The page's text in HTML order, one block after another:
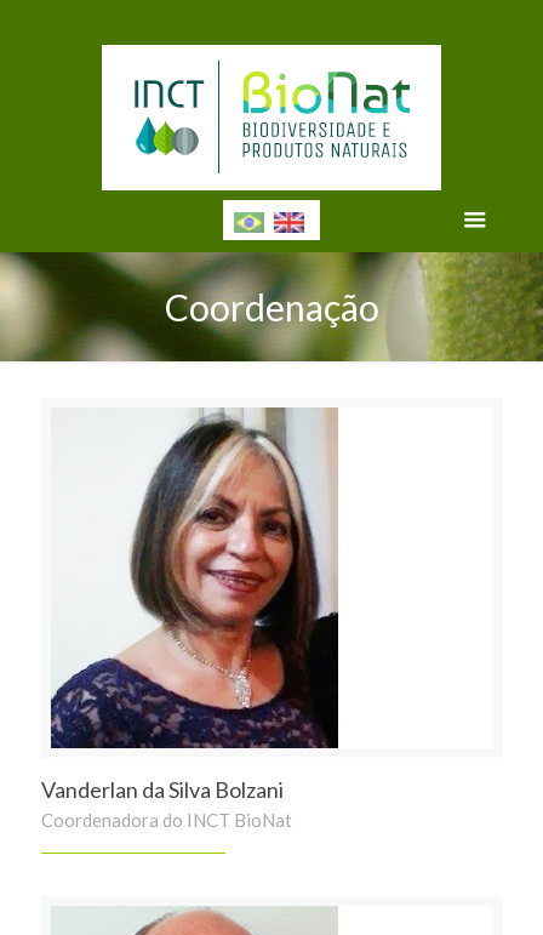
Coordenação
Vanderlan da Silva Bolzani
Coordenadora do INCT BioNat